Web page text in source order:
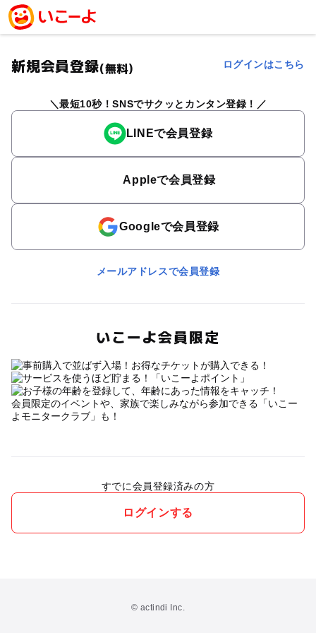
新規会員登録(無料) ログインはこちら
最短10秒！SNSでサクッとカンタン登録！
LINEで会員登録
Appleで会員登録
Googleで会員登録
メールアドレスで会員登録
いこーよ会員限定
会員限定のイベントや、家族で楽しみながら参加できる「いこー
よモニタークラブ」も！
すでに会員登録済みの方
ログインする
© actindi Inc.